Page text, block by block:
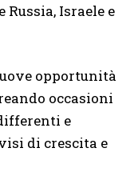
Israele e
opportunità
occasioni
e
di crescita e